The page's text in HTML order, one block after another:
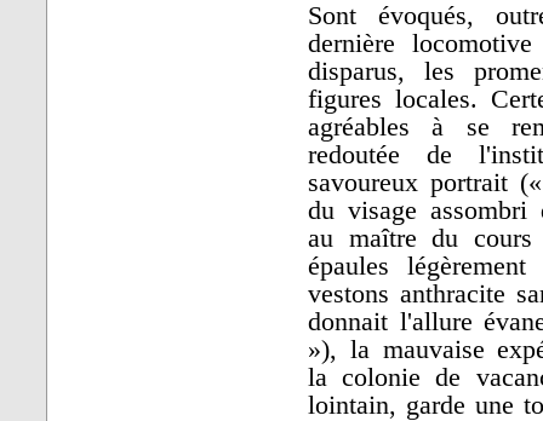
Sont évoqués,
dernière
disparus, les
figures locales.
agréables à se
redoutée de
savoureux portrait
du visage assombri
au maître du cours
épaules
vestons anthracite
donnait l'allure
»), la mauvaise
la colonie de
lointain, garde une